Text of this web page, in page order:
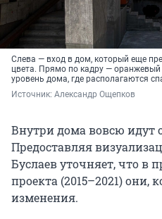
Слева — вход в дом, который еще
цвета. Прямо по кадру — оранжевый
уровень дома, где располагаются
Источник: Александр Ощепков
Внутри дома вовсю идут
Предоставляя
Буслаев уточняет, что в
проекта (2015–2021) они,
изменения.